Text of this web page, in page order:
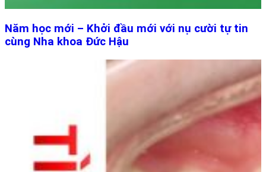
Năm học mới – Khởi đầu mới với nụ cười tự tin
cùng Nha khoa Đức Hậu